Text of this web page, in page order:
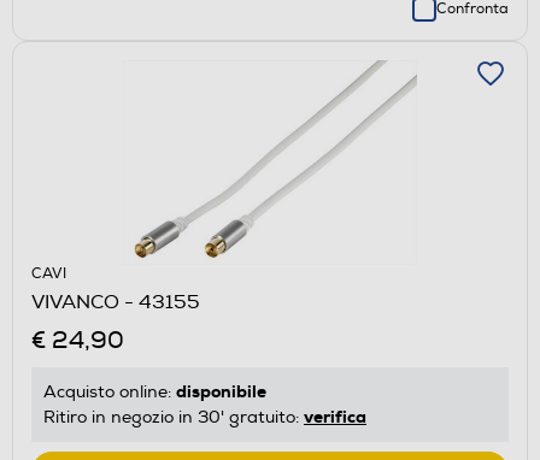
Confronta
CAVI
VIVANCO - 43155
€ 24,90
Acquisto online: disponibile
Ritiro in negozio in 30' gratuito: verifica